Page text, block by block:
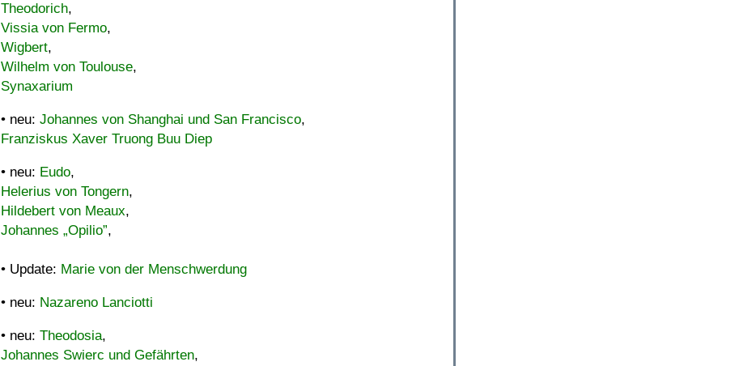
Theodorich,
Vissia von Fermo,
Wigbert,
Wilhelm von Toulouse,
Synaxarium
• neu: Johannes von Shanghai und San Francisco,
Franziskus Xaver Truong Buu Diep
• neu: Eudo,
Helerius von Tongern,
Hildebert von Meaux,
Johannes „Opilio”,
• Update: Marie von der Menschwerdung
• neu: Nazareno Lanciotti
• neu: Theodosia,
Johannes Swierc und Gefährten,